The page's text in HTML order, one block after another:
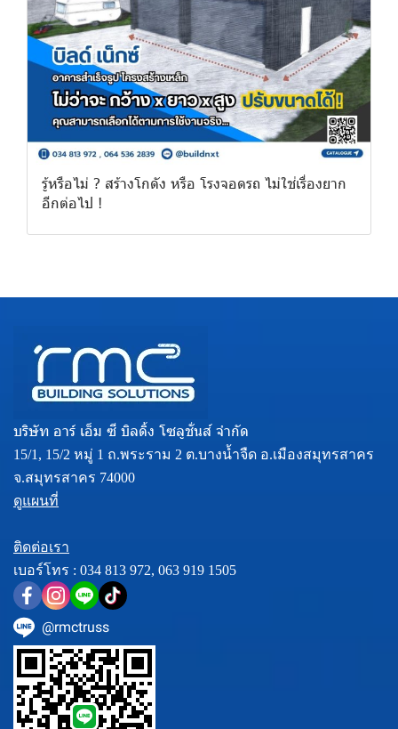
รู้หรือไม่ ? สร้างโกดัง หรือ โรงจอดรถ ไม่ใช่เรื่องยาก
อีกต่อไป !
บริษัท อาร์ เอ็ม ซี บิลดิ้ง โซลูชั่นส์ จำกัด
15/1, 15/2 หมู่ 1 ถ.พระราม 2 ต.บางน้ำจืด อ.เมืองสมุทรสาคร
จ.สมุทรสาคร 74000
ดูแผนที่
ติดต่อเรา
เบอร์โทร : 034 813 972, 063 919 1505
@rmctruss